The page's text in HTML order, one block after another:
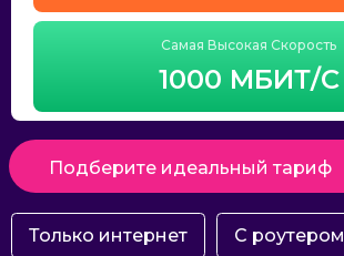
Самая Высокая Скорость
1000 МБИТ/С
Подберите идеальный тариф
Только интернет С роутером